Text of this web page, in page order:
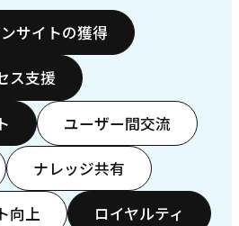
サイトの獲得
ス支援
ユーザー間交流
ナレッジ共有
向上 ロイヤルティ